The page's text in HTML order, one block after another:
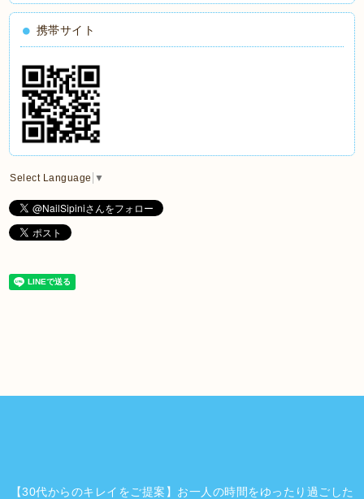
携帯サイト
Select Language ▼
【30代からのキレイをご提案】お一人の時間をゆったり過ごした